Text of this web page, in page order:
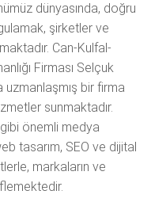
dünyasında, doğru
şirketler ve
Can-Kulfal-
Firması Selçuk
uzmanlaşmış bir firma
sunmaktadır.
önemli medya
tasarım, SEO ve dijital
markaların ve